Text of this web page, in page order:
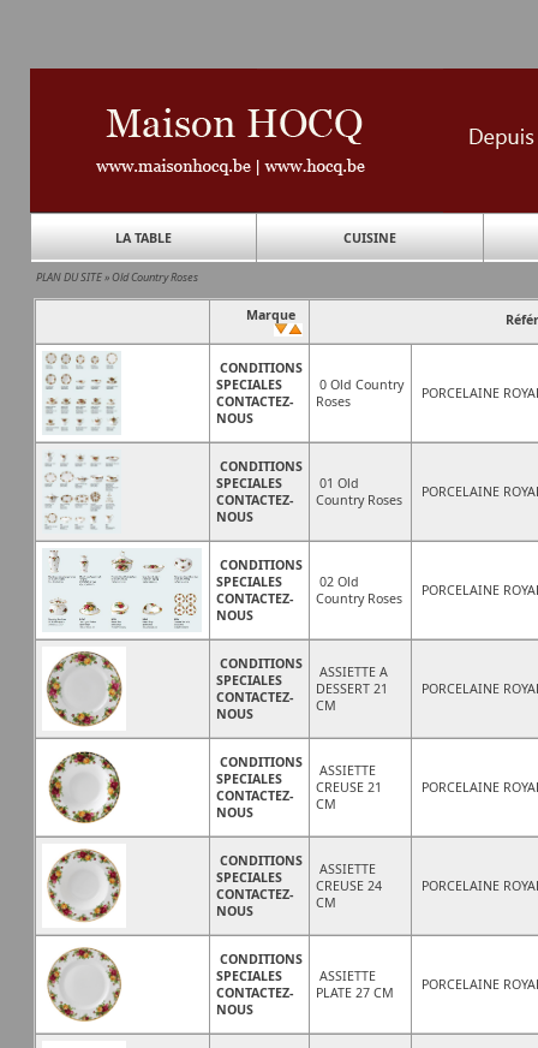
LA TABLE CUISINE
PLAN DU SITE»Old Country Roses
Marque
CONDITIONS
SPECIALES
CONTACTEZ-
NOUS
0 Old Country
Roses
PORCELAINE
CONDITIONS
SPECIALES
CONTACTEZ-
NOUS
01 Old
Country Roses
PORCELAINE
CONDITIONS
SPECIALES
CONTACTEZ-
NOUS
02 Old
Country Roses
PORCELAINE
CONDITIONS
SPECIALES
CONTACTEZ-
NOUS
ASSIETTE A
DESSERT 21
CM
PORCELAINE
CONDITIONS
SPECIALES
CONTACTEZ-
NOUS
ASSIETTE
CREUSE 21
CM
PORCELAINE
CONDITIONS
SPECIALES
CONTACTEZ-
NOUS
ASSIETTE
CREUSE 24
CM
PORCELAINE
CONDITIONS
SPECIALES
CONTACTEZ-
NOUS
ASSIETTE
PLATE 27 CM
PORCELAINE